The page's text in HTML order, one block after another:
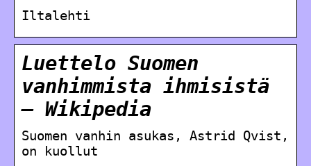
Iltalehti
Luettelo Suomen
vanhimmista ihmisistä
– Wikipedia
Suomen vanhin asukas, Astrid Qvist,
on kuollut